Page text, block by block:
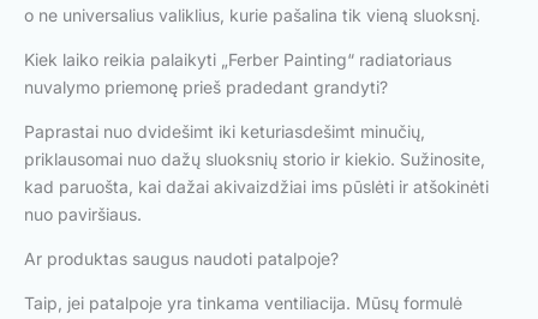
o ne universalius valiklius, kurie pašalina tik vieną sluoksnį.
Kiek laiko reikia palaikyti „Ferber Painting“ radiatoriaus
nuvalymo priemonę prieš pradedant grandyti?
Paprastai nuo dvidešimt iki keturiasdešimt minučių,
priklausomai nuo dažų sluoksnių storio ir kiekio. Sužinosite,
kad paruošta, kai dažai akivaizdžiai ims pūslėti ir atšokinėti
nuo paviršiaus.
Ar produktas saugus naudoti patalpoje?
Taip, jei patalpoje yra tinkama ventiliacija. Mūsų formulė